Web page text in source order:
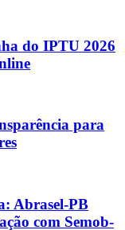
do IPTU 2026
para
Abrasel-PB
com Semob-